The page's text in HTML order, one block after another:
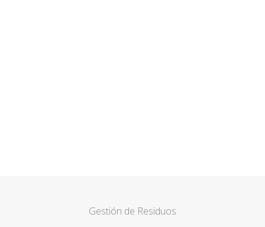
Gestión de Residuos